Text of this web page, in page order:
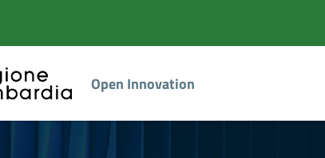
Open Innovation